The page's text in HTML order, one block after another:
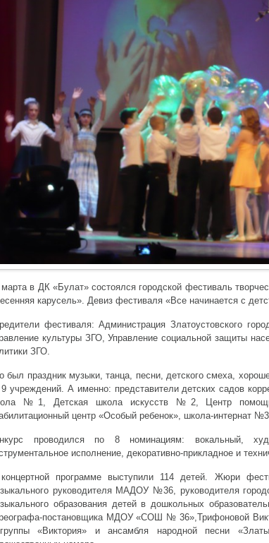
в ДК «Булат» состоялся городской фестиваль
карусель». Девиз фестиваля «Все начинается с
фестиваля: Администрация Златоустовского
культуры ЗГО, Управление социальной защиты
ЗГО.
был праздник музыки, танца, песни, детского смеха,
учреждений. А именно: представители детских садов
№1, Детская школа искусств №2, Центр помощи
центр «Особый ребенок», школа-интернат
проводился по 8 номинациям: вокальный,
исполнение, декоративно-прикладное и
программе выступили 114 детей. Жюри
руководителя МАДОУ №36, руководителя
образования детей в дошкольных
постановщика МДОУ «СОШ № 36»,Трифоновой
«Виктория» и ансамбля народной песни